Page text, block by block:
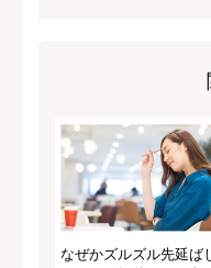
なぜかズルズル先延ば